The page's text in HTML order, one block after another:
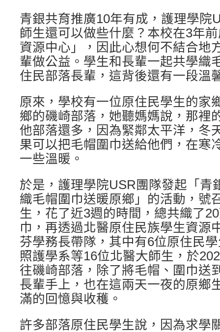
青銀共育推廣10年有成，護理學院
師生還可以做些什麼？本校在3年
資源中心」，因此心想何不結合地
輩做公益。學生和長輩一起共學織
住民部落長輩，這背後還有一段溫
原來，學校有一位原住民學生的家
鄉的磯崎部落，她聽媽媽說，那裡
他部落還多，因為緊鄰太平洋，冬
果可以把毛帽圍巾送給他們，在寒
一些溫暖。
於是，護理學院USR團隊發起「青
織毛帽圍巾送暖原鄉」的活動，號
生，花了近3週的時間，總共織了
巾，再透過北醫原住民族學生資源
芬學務長帶隊，其中有6位原住民
照護學系等16位北醫大師生，於
往磯崎部落，除了將毛帽、圍巾送
長輩手上，也在這兩天一夜的原鄉
滿的回憶與收穫。
許多部落原住民學生說，因為求學